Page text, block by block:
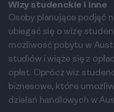
Wizy studenckie i inne
Osoby planujące podjąć
ubiegać się o wizę
możliwość pobytu w
studiów i wiąże się z
opłat. Oprócz wiz
biznesowe, które
działań handlowych w